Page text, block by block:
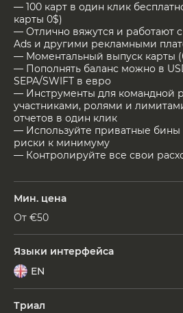
— 100 карт в один клик
карты 0$)
— Отлично вяжутся и работают
Ads и другими рекламными
— Моментальный выпуск карты
— Пополнять баланс можно в
SEPA/SWIFT в евро
— Инструменты для командной
участниками, ролями и
отчетов в один клик
— Используйте приватные бины
риски к минимуму
— Контролируйте все свои
Мин. цена
От €50
Языки интерфейса
EN
Триал